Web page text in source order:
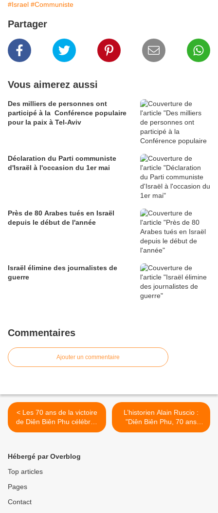
#Israel #Communiste
Partager
Vous aimerez aussi
Des milliers de personnes ont
participé à la Conférence populaire
pour la paix à Tel-Aviv
Déclaration du Parti communiste
d'Israël à l'occasion du 1er mai
Près de 80 Arabes tués en Israël
depuis le début de l'année
Israël élimine des journalistes de
guerre
Commentaires
Ajouter un commentaire
< Les 70 ans de la victoire
de Diên Biên Phu célébrés
à Saint-Pierre-des-Corps
L’historien Alain Ruscio :
"Diên Biên Phu, 70 ans
après, est toujours
Hébergé par Overblog
Top articles
Pages
Contact